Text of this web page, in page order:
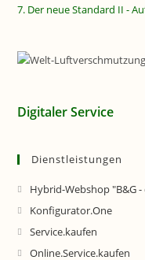
7. Der neue Standard II -
Digitaler Service
Dienstleistungen
Hybrid-Webshop "B&G
Konfigurator.One
Service.kaufen
Online.Service.kaufen